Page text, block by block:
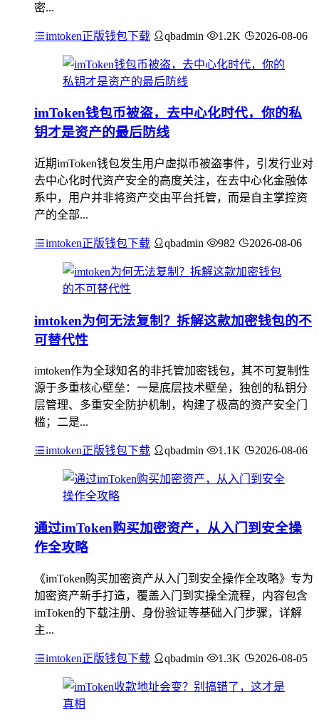
密...
imtoken正版钱包下载 qbadmin 1.2K 2026-08-06
imToken钱包币被盗，去中心化时代，你的私
钥才是资产的最后防线
近期imToken钱包发生用户虚拟币被盗事件，引发行业对
去中心化时代资产安全的高度关注，在去中心化金融体
系中，用户并非将资产交由平台托管，而是自主掌控资
产的全部...
imtoken正版钱包下载 qbadmin 982 2026-08-06
imtoken为何无法复制？拆解这款加密钱包的不
可替代性
imtoken作为全球知名的非托管加密钱包，其不可复制性
源于多重核心壁垒：一是底层技术壁垒，独创的私钥分
层管理、多重安全防护机制，构建了极高的资产安全门
槛；二是...
imtoken正版钱包下载 qbadmin 1.1K 2026-08-06
通过imToken购买加密资产，从入门到安全操
作全攻略
《imToken购买加密资产从入门到安全操作全攻略》专为
加密资产新手打造，覆盖入门到实操全流程，内容包含
imToken的下载注册、身份验证等基础入门步骤，详解
主...
imtoken正版钱包下载 qbadmin 1.3K 2026-08-05